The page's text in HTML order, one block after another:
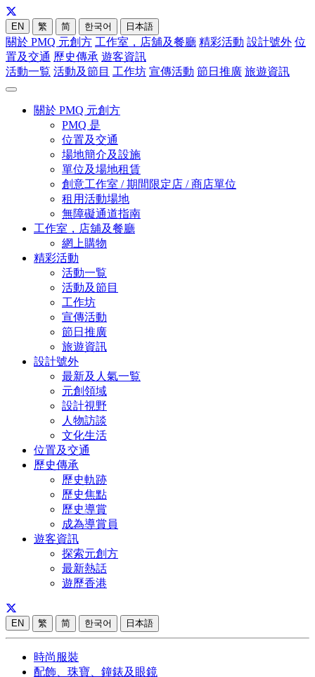
EN 繁 简 한국어 日本語
關於 PMQ 元創方 工作室，店舖及餐廳 精彩活動 設計號外 位
置及交通 歷史傳承 遊客資訊
活動一覧 活動及節目 工作坊 宣傳活動 節日推廣 旅遊資訊
關於 PMQ 元創方
PMQ 是
位置及交通
場地簡介及設施
單位及場地租賃
創意工作室 / 期間限定店 / 商店單位
租用活動場地
無障礙通道指南
工作室，店舖及餐廳
網上購物
精彩活動
活動一覧
活動及節目
工作坊
宣傳活動
節日推廣
旅遊資訊
設計號外
最新及人氣一覧
元創領域
設計視野
人物訪談
文化生活
位置及交通
歷史傳承
歷史軌跡
歷史焦點
歷史導賞
成為導賞員
遊客資訊
探索元創方
最新熱話
遊歷香港
EN 繁 简 한국어 日本語
時尚服裝
配飾、珠寶、鐘錶及眼鏡